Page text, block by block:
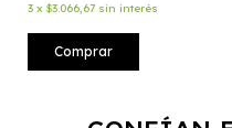
3 x $3.066,67 sin interés
Comprar